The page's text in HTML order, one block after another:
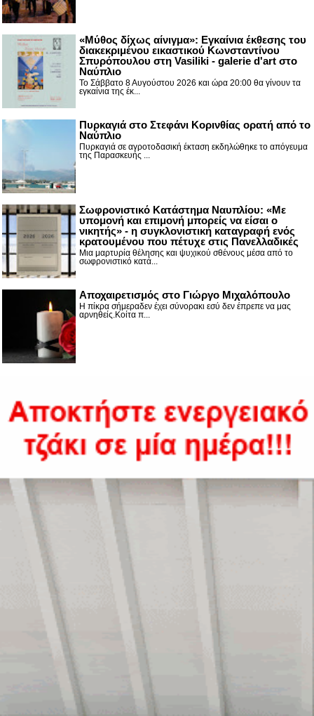
«Μύθος δίχως αίνιγμα»: Εγκαίνια έκθεσης του
διακεκριμένου εικαστικού Κωνσταντίνου
Σπυρόπουλου στη Vasiliki - galerie d'art στο
Ναύπλιο
Το Σάββατο 8 Αυγούστου 2026 και ώρα 20:00 θα γίνουν τα
εγκαίνια της έκ...
Πυρκαγιά στο Στεφάνι Κορινθίας ορατή από το
Ναύπλιο
Πυρκαγιά σε αγροτοδασική έκταση εκδηλώθηκε το απόγευμα
της Παρασκευής ...
Σωφρονιστικό Κατάστημα Ναυπλίου: «Με
υπομονή και επιμονή μπορείς να είσαι ο
νικητής» - η συγκλονιστική καταγραφή ενός
κρατουμένου που πέτυχε στις Πανελλαδικές
Μια μαρτυρία θέλησης και ψυχικού σθένους μέσα από το
σωφρονιστικό κατά...
Αποχαιρετισμός στο Γιώργο Μιχαλόπουλο
Η πίκρα σήμεραδεν έχει σύνορακι εσύ δεν έπρεπε να μας
αρνηθείς.Κοίτα π...